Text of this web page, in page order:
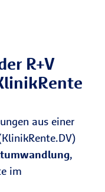
R+V
aus einer
,
im